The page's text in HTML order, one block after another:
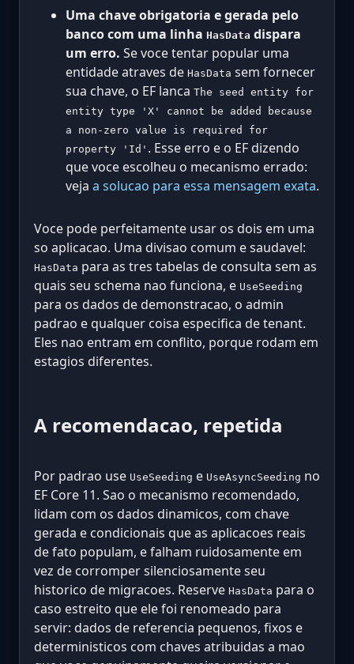
Uma chave obrigatoria e gerada pelo
banco com uma linha HasData dispara
um erro. Se voce tentar popular uma
entidade atraves de HasData sem fornecer
sua chave, o EF lanca The seed entity for
entity type 'X' cannot be added because
a non-zero value is required for
property 'Id' . Esse erro e o EF dizendo
que voce escolheu o mecanismo errado:
veja a solucao para essa mensagem exata.
Voce pode perfeitamente usar os dois em uma
so aplicacao. Uma divisao comum e saudavel:
HasData para as tres tabelas de consulta sem as
quais seu schema nao funciona, e UseSeeding
para os dados de demonstracao, o admin
padrao e qualquer coisa especifica de tenant.
Eles nao entram em conflito, porque rodam em
estagios diferentes.
A recomendacao, repetida
Por padrao use UseSeeding e UseAsyncSeeding no
EF Core 11. Sao o mecanismo recomendado,
lidam com os dados dinamicos, com chave
gerada e condicionais que as aplicacoes reais
de fato populam, e falham ruidosamente em
vez de corromper silenciosamente seu
historico de migracoes. Reserve HasData para o
caso estreito que ele foi renomeado para
servir: dados de referencia pequenos, fixos e
deterministicos com chaves atribuidas a mao